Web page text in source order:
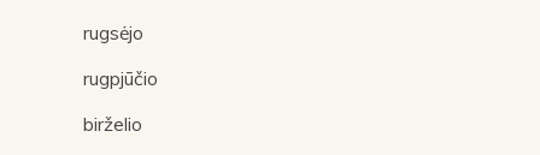
rugsėjo
rugpjūčio
birželio